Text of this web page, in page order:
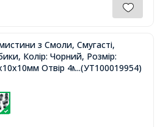
з Смоли, Смугасті,
Колір: Чорний, Розмір:
Отвір 4мм,...(УТ100019954)